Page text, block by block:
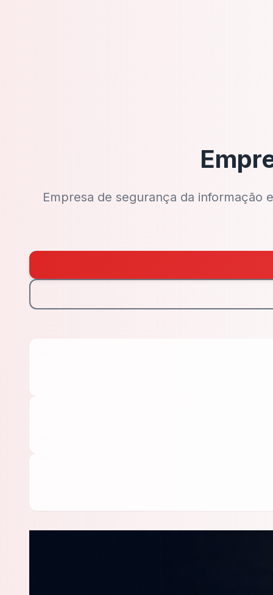
Empresa de segurança da